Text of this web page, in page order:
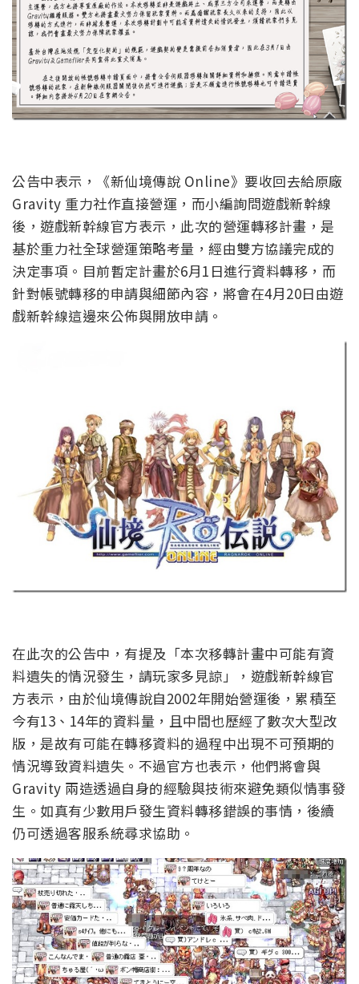
公告中表示，《新仙境傳說 Online》要收回去給原廠
Gravity 重力社作直接營運，而小編詢問遊戲新幹線
後，遊戲新幹線官方表示，此次的營運轉移計畫，是
基於重力社全球營運策略考量，經由雙方協議完成的
決定事項。目前暫定計畫於6月1日進行資料轉移，而
針對帳號轉移的申請與細節內容，將會在4月20日由遊
戲新幹線這邊來公佈與開放申請。
在此次的公告中，有提及「本次移轉計畫中可能有資
料遺失的情況發生，請玩家多見諒」，遊戲新幹線官
方表示，由於仙境傳說自2002年開始營運後，累積至
今有13、14年的資料量，且中間也歷經了數次大型改
版，是故有可能在轉移資料的過程中出現不可預期的
情況導致資料遺失。不過官方也表示，他們將會與
Gravity 兩造透過自身的經驗與技術來避免類似情事發
生。如真有少數用戶發生資料轉移錯誤的事情，後續
仍可透過客服系統尋求協助。